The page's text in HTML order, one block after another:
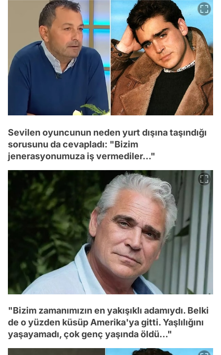
Sevilen oyuncunun neden yurt dışına taşındığı
sorusunu da cevapladı: "Bizim
jenerasyonumuza iş vermediler..."
"Bizim zamanımızın en yakışıklı adamıydı. Belki
de o yüzden küsüp Amerika'ya gitti. Yaşlılığını
yaşayamadı, çok genç yaşında öldü..."